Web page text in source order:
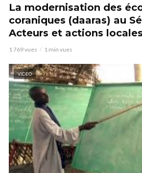
La modernisation des
coraniques (daaras) au
Acteurs et actions locales
1 769 vues 1 min vues
VIDÉO